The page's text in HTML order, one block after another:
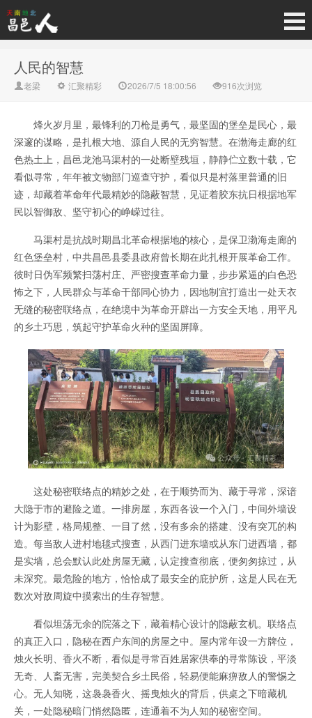
人民的智慧
老梁 汇聚精彩 2026/7/5 18:00:56 916次浏览
烽火岁月里，最锋利的刀枪是勇气，最坚固的堡垒是民心，最
深邃的谋略，是扎根大地、源自人民的无穷智慧。在渤海走廊的红
色热土上，昌邑龙池马渠村的一处断壁残垣，静静伫立数十载，它
看似寻常，年年被文物部门巡查守护，看似只是村落里普通的旧
迹，却藏着革命年代最精妙的隐蔽智慧，见证着胶东抗日根据地军
民以智御敌、坚守初心的峥嵘过往。
马渠村是抗战时期昌北革命根据地的核心，是保卫渤海走廊的
红色堡垒村，中共昌邑县委县政府曾长期在此扎根开展革命工作。
彼时日伪军频繁扫荡村庄、严密搜查革命力量，步步紧逼的白色恐
怖之下，人民群众与革命干部同心协力，因地制宜打造出一处天衣
无缝的秘密联络点，在绝境中为革命开辟出一方安全天地，用平凡
的乡土巧思，筑起守护革命火种的坚固屏障。
这处秘密联络点的精妙之处，在于顺势而为、藏于寻常，深谙
大隐于市的避险之道。一排房屋，东西各设一个入门，中间外墙设
计为影壁，格局规整、一目了然，没有多余的搭建、没有突兀的构
造。每当敌人进村地毯式搜查，从西门进东墙或从东门进西墙，都
是实墙，总会默认此处房屋无藏，认定搜查彻底，便匆匆掠过，从
未深究。最危险的地方，恰恰成了最安全的庇护所，这是人民在无
数次对敌周旋中摸索出的生存智慧。
看似坦荡无余的院落之下，藏着精心设计的隐蔽玄机。联络点
的真正入口，隐秘在西户东间的房屋之中。屋内常年设一方牌位，
烛火长明、香火不断，看似是寻常百姓居家供奉的寻常陈设，平淡
无奇、人畜无害，完美契合乡土民俗，轻易便能麻痹敌人的警惕之
心。无人知晓，这袅袅香火、摇曳烛火的背后，供桌之下暗藏机
关，一处隐秘暗门悄然隐匿，连通着不为人知的秘密空间。